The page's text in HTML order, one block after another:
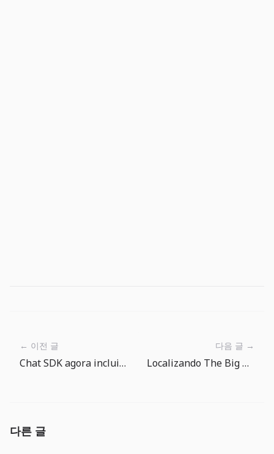
← 이전 글
Chat SDK agora inclui AI SDK Tools: agentes precisam de desenho de permissões
다음 글 →
Localizando The Big One: mantendo a sensação de pesca em 15 idiomas
다른 글